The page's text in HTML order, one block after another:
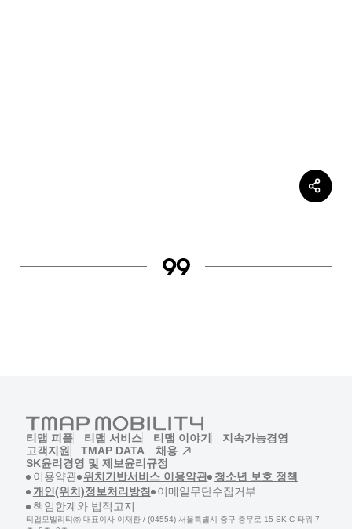
티맵 피플 티맵 서비스 티맵 이야기
지속가능경영
고객지원
TMAP DATA 채용
(새창)
SK윤리경영 및 제보윤리규정
이용약관(새창)
위치기반서비스 이용약관(새창)
청소년 보호 정책(새창)
개인(위치)정보처리방침(새창)
이메일무단수집거부
책임한계와 법적고지
티맵모빌리티㈜ 대표이사 이재환 / (04554) 서울특별시 중구 충무로 15 SK-C 타워 7